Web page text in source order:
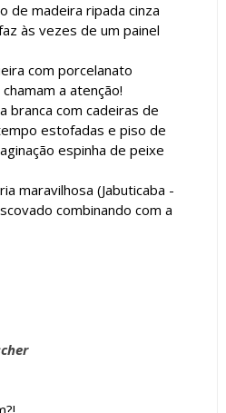
de madeira ripada cinza
às vezes de um painel
com porcelanato
a atenção!
branca com cadeiras de
estofadas e piso de
espinha de peixe
maravilhosa (Jabuticaba -
combinando com a